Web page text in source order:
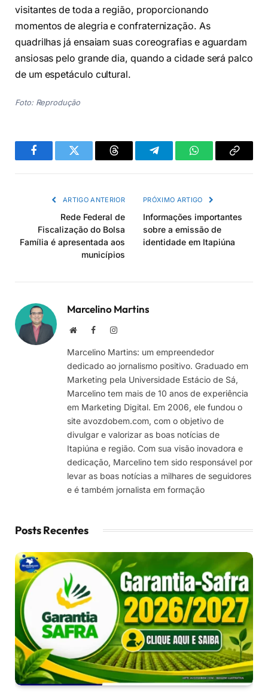
visitantes de toda a região, proporcionando
momentos de alegria e confraternização. As
quadrilhas já ensaiam suas coreografias e aguardam
ansiosas pelo grande dia, quando a cidade será palco
de um espetáculo cultural.
Foto: Reprodução
FacebookTwitter Threads TelegramWhatsAppCopiar
ARTIGO ANTERIOR
Rede Federal de
Fiscalização do Bolsa
Família é apresentada aos
municípios
PRÓXIMO ARTIGO
Informações importantes
sobre a emissão de
identidade em Itapiúna
Marcelino Martins
Site FacebookInstagram
Marcelino Martins: um empreendedor
dedicado ao jornalismo positivo. Graduado em
Marketing pela Universidade Estácio de Sá,
Marcelino tem mais de 10 anos de experiência
em Marketing Digital. Em 2006, ele fundou o
site avozdobem.com, com o objetivo de
divulgar e valorizar as boas notícias de
Itapiúna e região. Com sua visão inovadora e
dedicação, Marcelino tem sido responsável por
levar as boas notícias a milhares de seguidores
e é também jornalista em formação
Posts Recentes